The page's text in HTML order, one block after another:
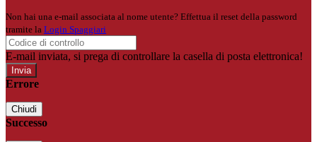
Non hai una e-mail associata al nome utente? Effettua il reset della password
tramite la Login Spaggiari
E-mail inviata, si prega di controllare la casella di posta elettronica!
Errore
Chiudi
Successo